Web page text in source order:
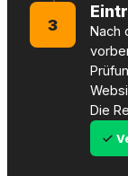
3
Nach
Die